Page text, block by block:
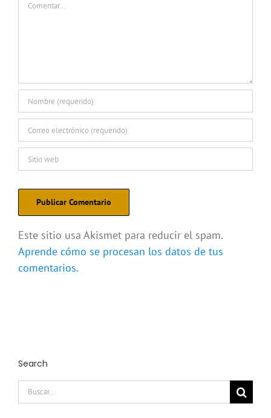
Comentar
Este sitio usa Akismet para reducir el spam.
Aprende cómo se procesan los datos de tus
comentarios.
Buscar: